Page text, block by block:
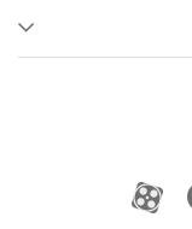
آپارات